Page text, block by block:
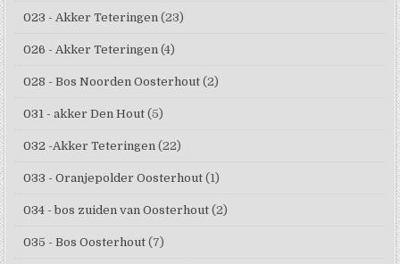
023 - Akker Teteringen (23)
026 - Akker Teteringen (4)
028 - Bos Noorden Oosterhout (2)
031 - akker Den Hout (5)
032 -Akker Teteringen (22)
033 - Oranjepolder Oosterhout (1)
034 - bos zuiden van Oosterhout (2)
035 - Bos Oosterhout (7)